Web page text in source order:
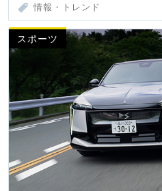
情報・トレンド
スポーツ